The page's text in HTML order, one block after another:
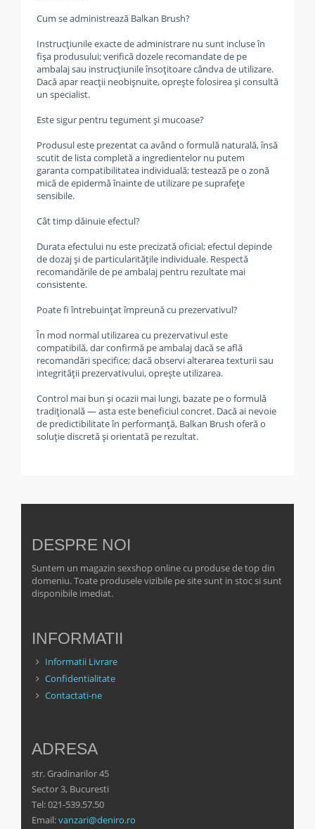
Cum se administrează Balkan Brush?
Instrucțiunile exacte de administrare nu sunt incluse în
fișa produsului; verifică dozele recomandate de pe
ambalaj sau instrucțiunile însoțitoare cândva de utilizare.
Dacă apar reacții neobișnuite, oprește folosirea și consultă
un specialist.
Este sigur pentru tegument și mucoase?
Produsul este prezentat ca având o formulă naturală, însă
scutit de lista completă a ingredientelor nu putem
garanta compatibilitatea individuală; testează pe o zonă
mică de epidermă înainte de utilizare pe suprafețe
sensibile.
Cât timp dăinuie efectul?
Durata efectului nu este precizată oficial; efectul depinde
de dozaj și de particularitățile individuale. Respectă
recomandările de pe ambalaj pentru rezultate mai
consistente.
Poate fi întrebuințat împreună cu prezervativul?
În mod normal utilizarea cu prezervativul este
compatibilă, dar confirmă pe ambalaj dacă se află
recomandări specifice; dacă observi alterarea texturii sau
integrității prezervativului, oprește utilizarea.
Control mai bun și ocazii mai lungi, bazate pe o formulă
tradițională — asta este beneficiul concret. Dacă ai nevoie
de predictibilitate în performanță, Balkan Brush oferă o
soluție discretă și orientată pe rezultat.
DESPRE NOI
Suntem un magazin sexshop online cu produse de top din
domeniu. Toate produsele vizibile pe site sunt in stoc si sunt
disponibile imediat.
INFORMATII
Informatii Livrare
Confidentialitate
Contactati-ne
ADRESA
str. Gradinarilor 45
Sector 3, Bucuresti
Tel: 021-539.57.50
Email:vanzari@deniro.ro